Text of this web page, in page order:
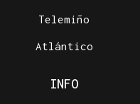
Telemiño
Atlántico
INFO